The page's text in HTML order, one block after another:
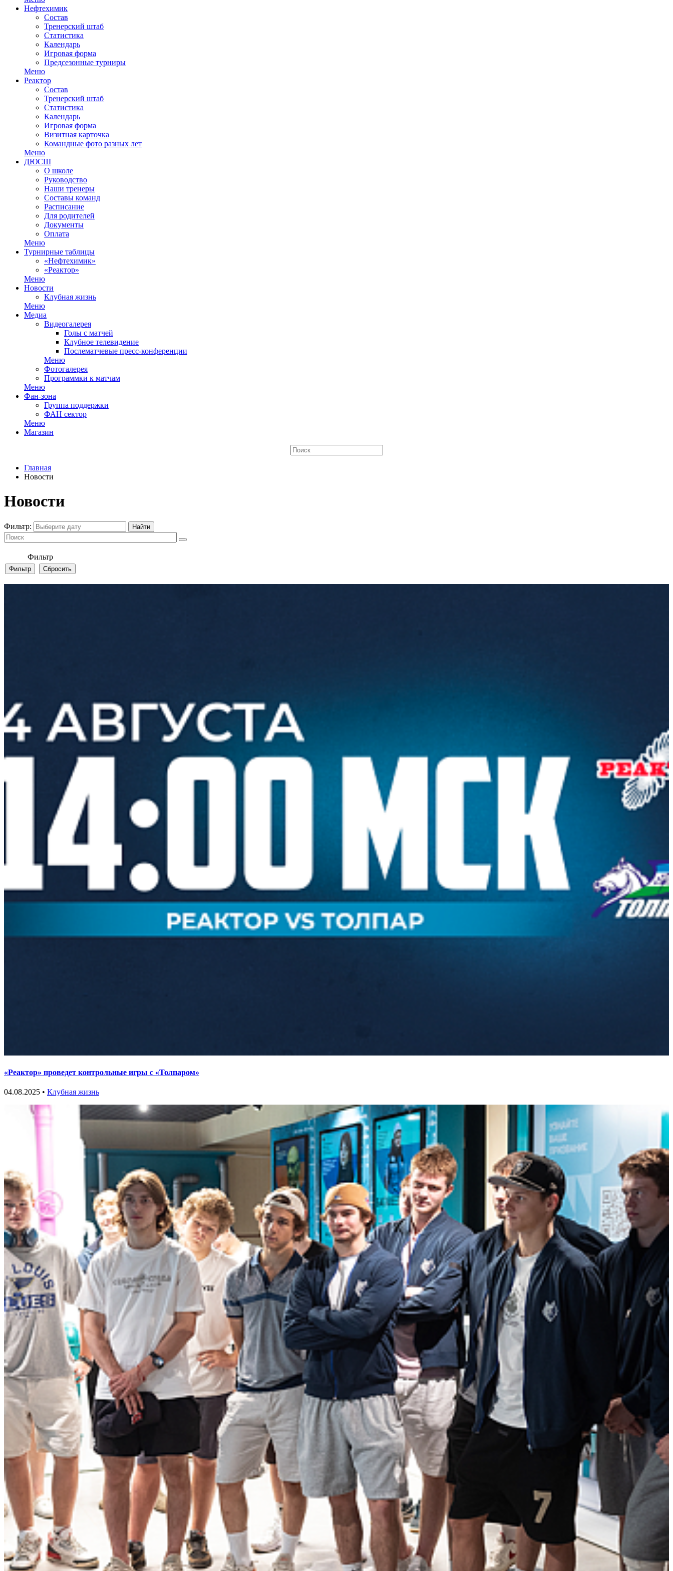
Нефтехимик
Состав
Тренерский штаб
Статистика
Календарь
Игровая форма
Предсезонные турниры
Меню
Реактор
Состав
Тренерский штаб
Статистика
Календарь
Игровая форма
Визитная карточка
Командные фото разных лет
Меню
ДЮСШ
О школе
Руководство
Наши тренеры
Составы команд
Расписание
Для родителей
Документы
Оплата
Меню
Турнирные таблицы
«Нефтехимик»
«Реактор»
Меню
Новости
Клубная жизнь
Меню
Медиа
Видеогалерея
Голы с матчей
Клубное телевидение
Послематчевые пресс-конференции
Меню
Фотогалерея
Программки к матчам
Меню
Фан-зона
Группа поддержки
ФАН сектор
Меню
Магазин
Главная
Новости
Новости
Фильтр:
Фильтр
«Реактор» проведет контрольные игры с «Толпаром»
04.08.2025 • Клубная жизнь